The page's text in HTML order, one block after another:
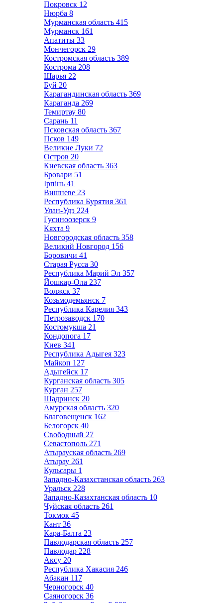
Покровск 12
Нюрба 8
Мурманская область 415
Мурманск 161
Апатиты 33
Мончегорск 29
Костромская область 389
Кострома 208
Шарья 22
Буй 20
Карагандинская область 369
Караганда 269
Темиртау 80
Сарань 11
Псковская область 367
Псков 149
Великие Луки 72
Остров 20
Киевская область 363
Бровари 51
Ірпінь 41
Вишневе 23
Республика Бурятия 361
Улан-Удэ 224
Гусиноозерск 9
Кяхта 9
Новгородская область 358
Великий Новгород 156
Боровичи 41
Старая Русса 30
Республика Марий Эл 357
Йошкар-Ола 237
Волжск 37
Козьмодемьянск 7
Республика Карелия 343
Петрозаводск 170
Костомукша 21
Кондопога 17
Киев 341
Республика Адыгея 323
Майкоп 127
Адыгейск 17
Курганская область 305
Курган 257
Шадринск 20
Амурская область 320
Благовещенск 162
Белогорск 40
Свободный 27
Севастополь 271
Атырауская область 269
Атырау 261
Кульсары 1
Западно-Казахстанская область 263
Уральск 228
Западно-Казахтанская область 10
Чуйская область 261
Токмок 45
Кант 36
Кара-Балта 23
Павлодарская область 257
Павлодар 228
Аксу 20
Республика Хакасия 246
Абакан 117
Черногорск 40
Саяногорск 36